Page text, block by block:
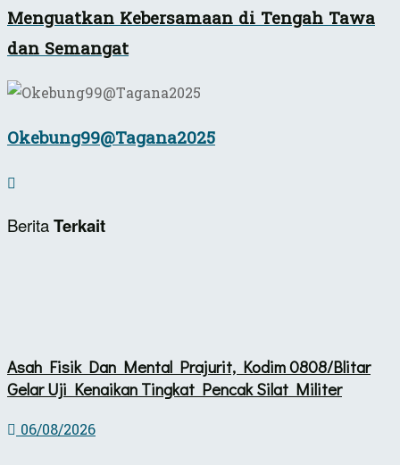
Menguatkan Kebersamaan di Tengah Tawa
dan Semangat
Okebung99@Tagana2025
BeritaTerkait
Asah Fisik Dan Mental Prajurit, Kodim 0808/Blitar
Gelar Uji Kenaikan Tingkat Pencak Silat Militer
06/08/2026